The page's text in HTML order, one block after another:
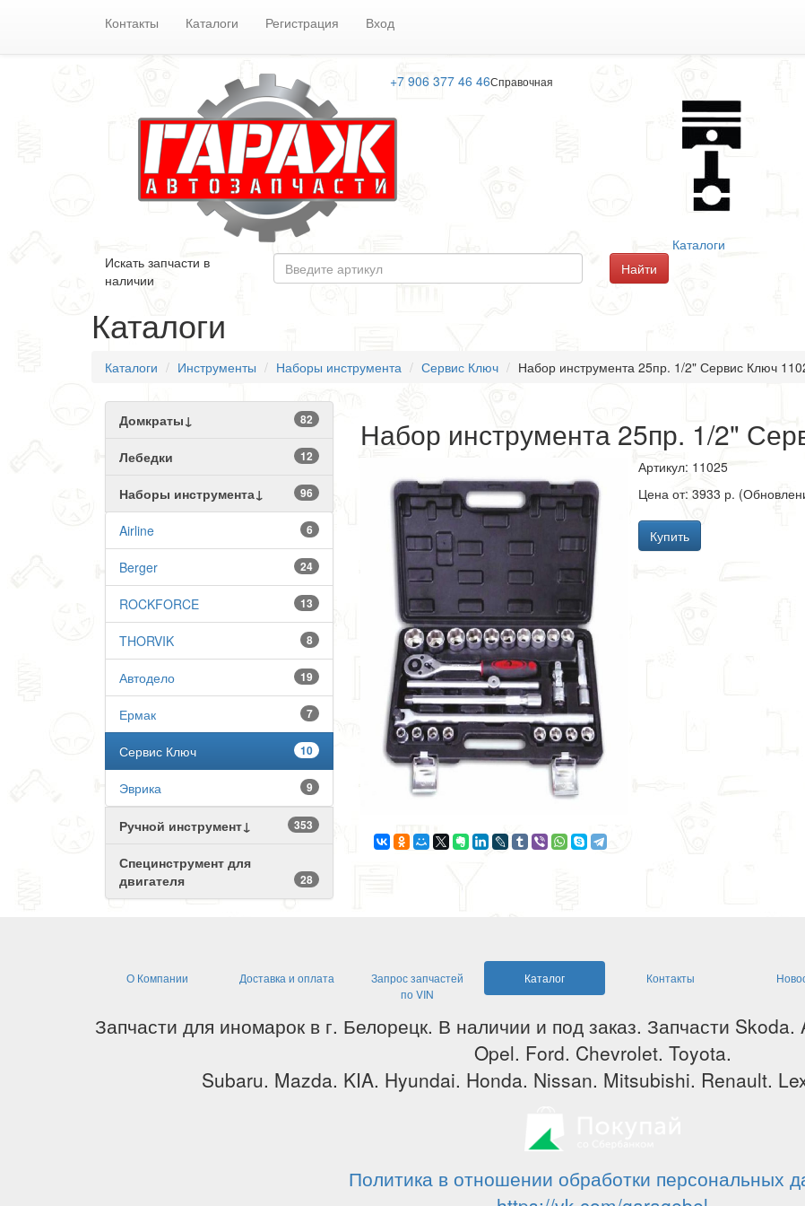
Контакты Каталоги Регистрация Вход
+7 906 377 46 46Справочная
Каталоги
Искать запчасти в
наличии
Каталоги
Каталоги Инструменты Наборы инструмента Сервис Ключ Набор инструмента 25пр. 1/2" Сервис Ключ
Домкраты↓ 82
Лебедки 12
Наборы инструмента↓ 96
6
Airline
24
Berger
13
ROCKFORCE
8
THORVIK
19
Автодело
7
Ермак
10
Сервис Ключ
9
Эврика
Ручной инструмент↓ 353
Специнструмент для
двигателя
28
Набор инструмента 25пр. 1/2"
Артикул: 11025
Цена от: 3933 р.
Купить
О Компании Доставка и оплата
Запрос запчастей
по VIN
Каталог Контакты
Запчасти для иномарок в г. Белорецк. В наличии и под заказ. Запчасти
Opel. Ford. Chevrolet. Toyota.
Subaru. Mazda. KIA. Hyundai. Honda. Nissan. Mitsubishi. Renault.
Политика в отношении обработки персональных